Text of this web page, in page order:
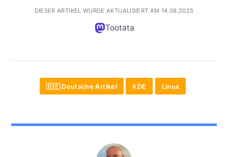
DIESER ARTIKEL WURDE AKTUALISIERT AM 14.08.2025
Tootata
🇩🇪 Deutsche Artikel KDE Linux